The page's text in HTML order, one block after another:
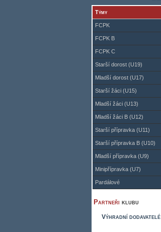
Týmy
FCPK
FCPK B
FCPK C
Starší dorost (U19)
Mladší dorost (U17)
Starší žáci (U15)
Mladší žáci (U13)
Mladší žáci B (U12)
Starší přípravka (U11)
Starší přípravka B (U10)
Mladší přípravka (U9)
Minipřípravka (U7)
Pardálové
Partneři klubu
Výhradní dodavatelé